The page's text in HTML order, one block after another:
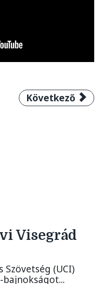
Következő
Következő
Visegrád
(UCI)